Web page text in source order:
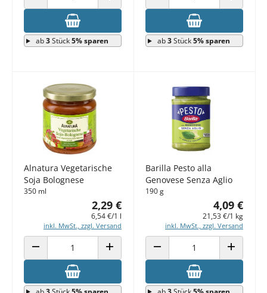
ANZAHL VERRINGERN ANZAHL ERHÖHEN
ab3Stück5% sparen
ANZAHL VERRINGERN ANZAHL
ab3Stück5% sparen
Alnatura Vegetarische
Soja Bolognese
350 ml
2,29 €
6,54 €/1 l
inkl. MwSt., zzgl. Versand
ANZAHL VERRINGERN ANZAHL ERHÖHEN
Barilla Pesto alla
Genovese Senza Aglio
190 g
4,09 €
21,53 €/1 kg
inkl. MwSt., zzgl. Versand
ANZAHL VERRINGERN ANZAHL